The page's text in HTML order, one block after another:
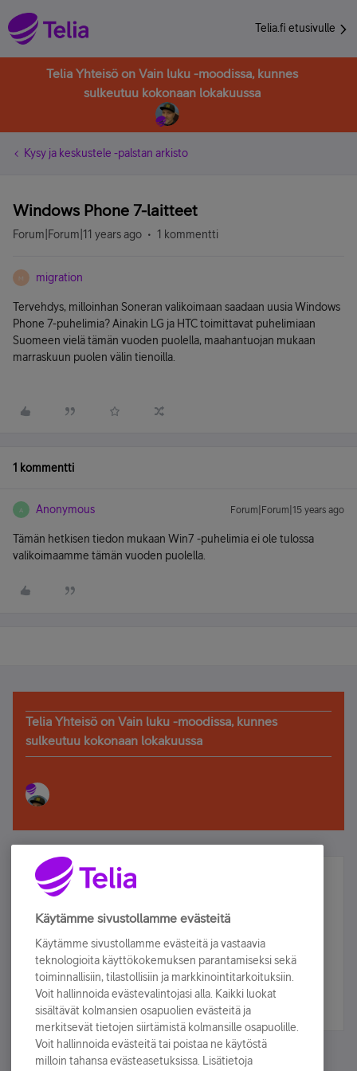
Telia.fi etusivulle
Telia Yhteisö on Vain luku -moodissa, kunnes
sulkeutuu kokonaan lokakuussa
Kysy ja keskustele -palstan arkisto
Windows Phone 7-laitteet
Forum|Forum|11 years ago 1 kommentti
M migration
Tervehdys, milloinhan Soneran valikoimaan saadaan uusia Windows
Phone 7-puhelimia? Ainakin LG ja HTC toimittavat puhelimiaan
Suomeen vielä tämän vuoden puolella, maahantuojan mukaan
marraskuun puolen välin tienoilla.
1 kommentti
A Anonymous Forum|Forum|15 years ago
Tämän hetkisen tiedon mukaan Win7 -puhelimia ei ole tulossa
valikoimaamme tämän vuoden puolella.
Telia Yhteisö on Vain luku -moodissa, kunnes
sulkeutuu kokonaan lokakuussa
Älä jää paitsi – osallistu ja voita!
Tilaa Telian uutiskirje ja olet mukana arvonnassa.
sähköpostiisi.
Tilaa nyt
Käytämme sivustollamme evästeitä
Käytämme sivustollamme evästeitä ja vastaavia
teknologioita käyttökokemuksen parantamiseksi sekä
toiminnallisiin, tilastollisiin ja markkinointitarkoituksiin.
Voit hallinnoida evästevalintojasi alla. Kaikki luokat
sisältävät kolmansien osapuolien evästeitä ja
merkitsevät tietojen siirtämistä kolmansille osapuolille.
Voit hallinnoida evästeitä tai poistaa ne käytöstä
milloin tahansa evästeasetuksissa. Lisätietoja